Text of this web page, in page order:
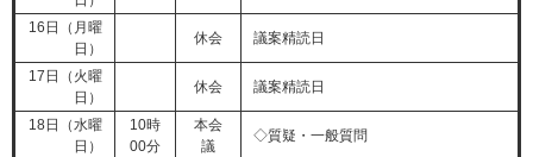
16日（月曜
日）
休会 議案精読日
17日（火曜
日）
休会 議案精読日
18日（水曜
日）
10時
00分
本会
議
◇質疑・一般質問